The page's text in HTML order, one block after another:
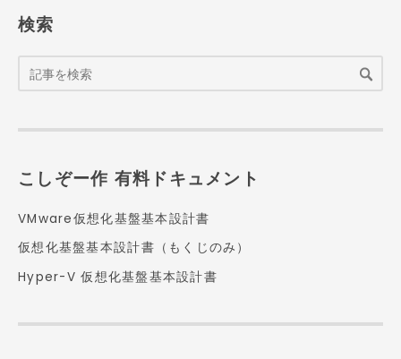
検索
こしぞー作 有料ドキュメント
VMware仮想化基盤基本設計書
仮想化基盤基本設計書（もくじのみ）
Hyper-V 仮想化基盤基本設計書